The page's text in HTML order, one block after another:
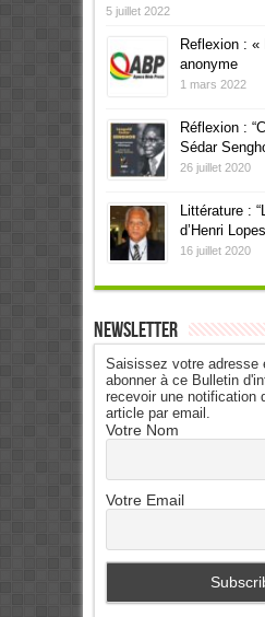
5 juillet 2022
Reflexion : «
anonyme
1 mars 2022
Réflexion :
Sédar
26 juillet 2020
Littérature :
d’Henri Lopes
16 juillet 2020
Newsletter
Saisissez votre adresse
abonner à ce Bulletin
recevoir une notification
article par email.
Votre Nom
Votre Email